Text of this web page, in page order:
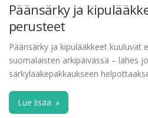
Päänsärky ja
perusteet
Päänsärky ja kipulääkkeet
suomalaisten arkipäivässä – lähes
särkylääkepakkaukseen
Lue lisää »